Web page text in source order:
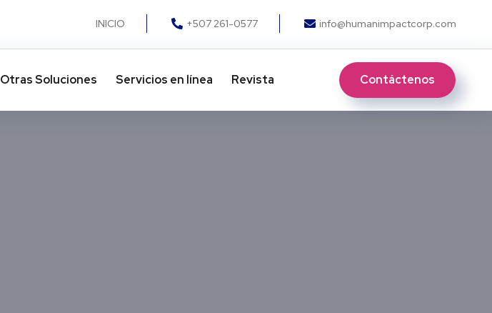
INICIO +507 261-0577 info@humanimpactcorp.com
Otras Soluciones​ Servicios en línea Revista Contáctenos